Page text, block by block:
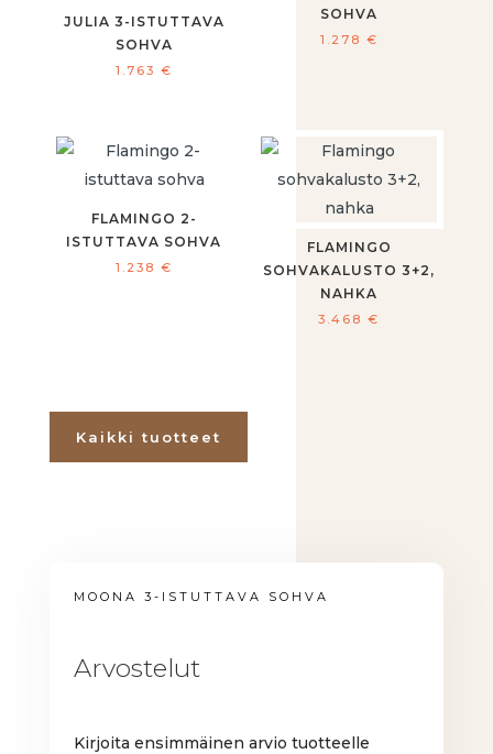
JULIA 3-ISTUTTAVA
SOHVA
1.763 €
SOHVA
1.278 €
FLAMINGO 2-
ISTUTTAVA SOHVA
1.238 €
FLAMINGO
SOHVAKALUSTO 3+2,
NAHKA
3.468€
Kaikki tuotteet
MOONA 3-ISTUTTAVA SOHVA
Arvostelut
Kirjoita ensimmäinen arvio tuotteelle